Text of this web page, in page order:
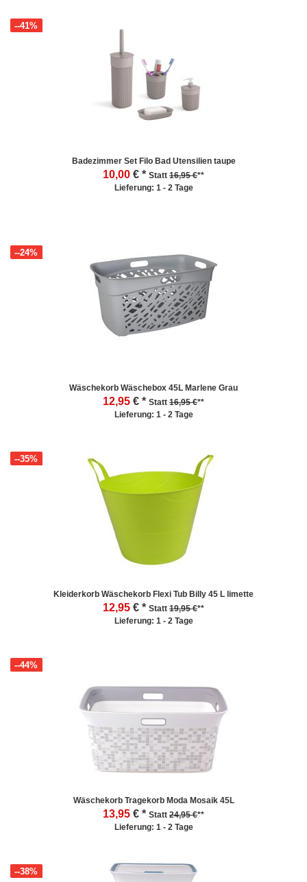
Badezimmer Set Filo Bad Utensilien taupe
10,00
--41%
€ * Statt 16,95 €**
Lieferung: 1 - 2 Tage
Wäschekorb Wäschebox 45L Marlene Grau
12,95
--24%
€ * Statt 16,95 €**
Lieferung: 1 - 2 Tage
Kleiderkorb Wäschekorb Flexi Tub Billy 45 L limette
12,95
--35%
€ * Statt 19,95 €**
Lieferung: 1 - 2 Tage
Wäschekorb Tragekorb Moda Mosaik 45L
13,95
--44%
€ * Statt 24,95 €**
Lieferung: 1 - 2 Tage
--38%